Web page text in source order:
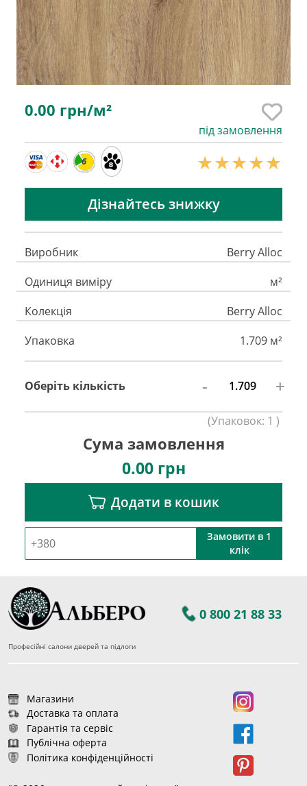
0.00 грн/м²
під замовлення
6
Дізнайтесь знижку
Виробник
Berry Alloc
Одиниця виміру
м²
Колекція
Berry Alloc
Упаковка
1.709 м²
Оберіть кількість - +
(Упаковок: 1 )
Сума замовлення
0.00грн
Додати в кошик
Замовити в 1
клік
0 800 21 88 33
Професійні салони дверей та підлоги
Магазини
Доставка та оплата
Гарантія та сервіс
Публічна оферта
Політика конфіденційності